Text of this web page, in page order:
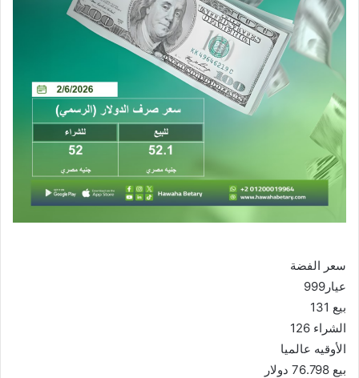
سعر الفضة
عيار999
بيع 131
الشراء 126
الأوقيه عالميا
بيع 76.798 دولار